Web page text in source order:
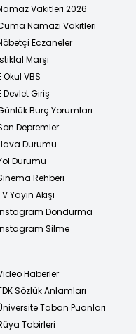
Vakitleri 2026
Namazı Vakitleri
Eczaneler
Marşı
Okul VBS
Devlet Giriş
Burç Yorumları
Depremler
Durumu
Durumu
Rehberi
Yayın Akışı
Dondurma
Silme
Haberler
Sözlük Anlamları
Taban Puanları
Tabirleri